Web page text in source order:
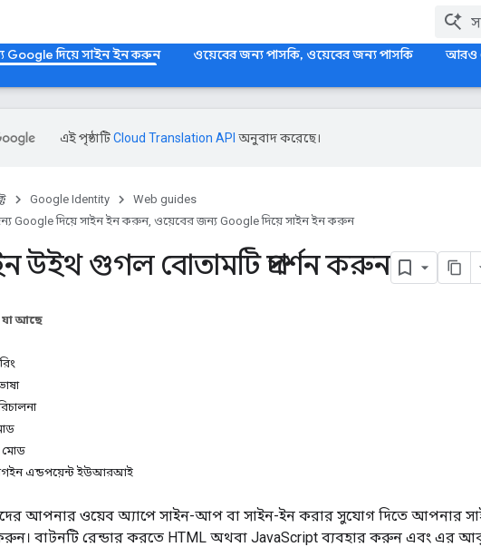
Google দিয়ে সাইন ইন করুন ওয়েবের জন্য পাসকি, ওয়েবের জন্য পাসকি আরও
এই পৃষ্ঠাটিCloud Translation API অনুবাদ করেছে।
Google Identity
Web guides
Google দিয়ে সাইন ইন করুন, ওয়েবের জন্য Google দিয়ে সাইন ইন করুন
উইথ গুগল বোতামটি প্রদর্শন করুন
যা আছে
মোড
এন্ডপয়েন্ট ইউআরআই
আপনার ওয়েব অ্যাপে সাইন-আপ বা সাইন-ইন করার সুযোগ দিতে আপনার
বাটনটি রেন্ডার করতে HTML অথবা JavaScript ব্যবহার করুন এবং এর